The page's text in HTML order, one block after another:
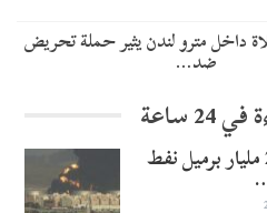
داخل مترو لندن يثير حملة تحريض
ضد…
ساعة
أرامكو: فقدان أكثر من 2.6 مليار برميل نفط